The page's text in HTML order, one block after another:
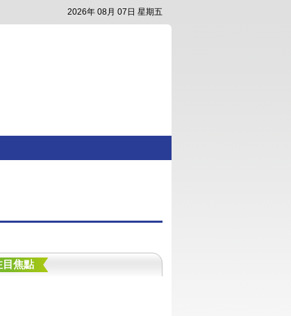
2026年 08月 07日 星期五
目焦點